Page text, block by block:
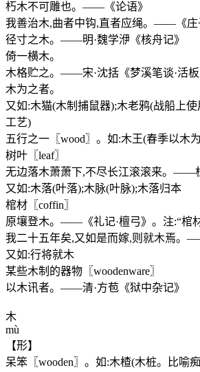
朽木不可雕也。——《论语》
我善治木,曲者中钩,直者应绳。——《庄
径寸之木。——明·魏学洢《核舟记》
倚一横木。
木格贮之。——宋·沈括《梦溪笔谈·活板
木为之者。
又如:木猫(木制捕鼠器);木老鸦(战船上
工艺)
五行之一〖wood〗。如:木王(春季以木
树叶〖leaf〗
无边落木萧萧下,不尽长江滚滚来。——
又如:木落(叶落);木脉(叶脉);木落归本
棺材〖coffin〗
原壤登木。——《礼记·檀弓》。注:“棺
我二十五年矣,又如是而嫁,则就木焉。
又如:行将就木
某些木制的器物〖woodenware〗
以木讯者。——清·方苞《狱中杂记》
木
mù
【形】
呆笨〖wooden〗。如:木楂(木桩。比喻